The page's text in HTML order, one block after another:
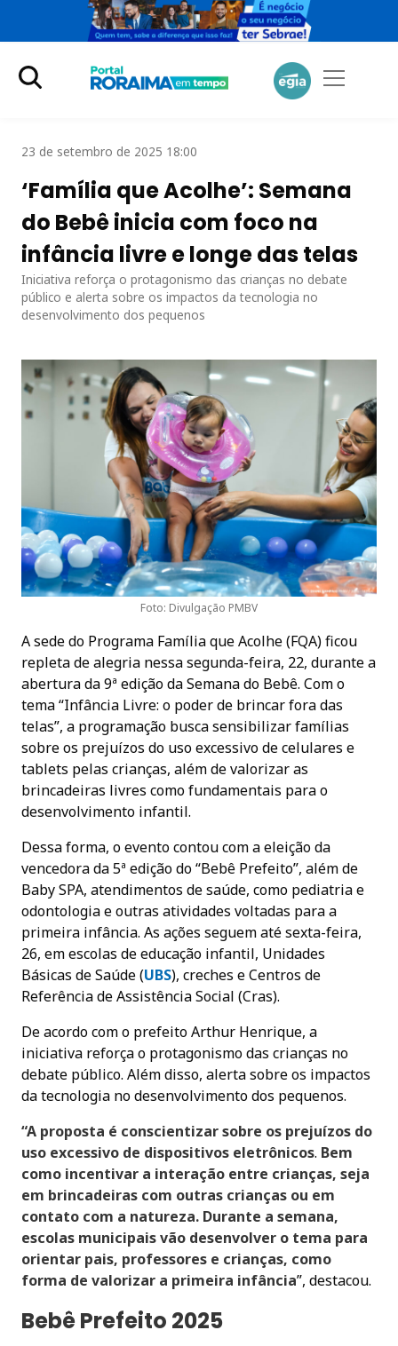
23 de setembro de 2025 18:00
‘Família que Acolhe’: Semana
do Bebê inicia com foco na
infância livre e longe das telas
Iniciativa reforça o protagonismo das crianças no debate
público e alerta sobre os impactos da tecnologia no
desenvolvimento dos pequenos
Foto: Divulgação PMBV
A sede do Programa Família que Acolhe (FQA) ficou
repleta de alegria nessa segunda-feira, 22, durante a
abertura da 9ª edição da Semana do Bebê. Com o
tema “Infância Livre: o poder de brincar fora das
telas”, a programação busca sensibilizar famílias
sobre os prejuízos do uso excessivo de celulares e
tablets pelas crianças, além de valorizar as
brincadeiras livres como fundamentais para o
desenvolvimento infantil.
Dessa forma, o evento contou com a eleição da
vencedora da 5ª edição do “Bebê Prefeito”, além de
Baby SPA, atendimentos de saúde, como pediatria e
odontologia e outras atividades voltadas para a
primeira infância. As ações seguem até sexta-feira,
26, em escolas de educação infantil, Unidades
Básicas de Saúde (UBS), creches e Centros de
Referência de Assistência Social (Cras).
De acordo com o prefeito Arthur Henrique, a
iniciativa reforça o protagonismo das crianças no
debate público. Além disso, alerta sobre os impactos
da tecnologia no desenvolvimento dos pequenos.
“A proposta é conscientizar sobre os prejuízos do
uso excessivo de dispositivos eletrônicos. Bem
como incentivar a interação entre crianças, seja
em brincadeiras com outras crianças ou em
contato com a natureza. Durante a semana,
escolas municipais vão desenvolver o tema para
orientar pais, professores e crianças, como
forma de valorizar a primeira infância”, destacou.
Bebê Prefeito 2025